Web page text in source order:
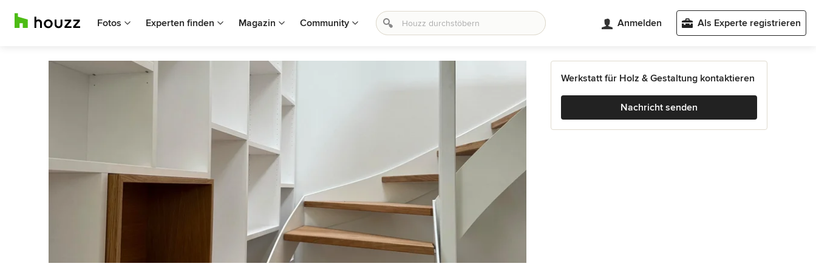
Fotos Experten finden Magazin Community Anmelden Als Experte registrieren
Werkstatt für Holz & Gestaltung kontaktieren
Nachricht senden